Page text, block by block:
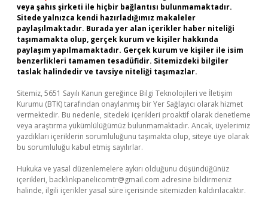
veya şahıs şirketi ile hiçbir bağlantısı bulunmamaktadır.
Sitede yalnızca kendi hazırladığımız makaleler
paylaşılmaktadır. Burada yer alan içerikler haber niteliği
taşımamakta olup, gerçek kurum ve kişiler hakkında
paylaşım yapılmamaktadır. Gerçek kurum ve kişiler ile isim
benzerlikleri tamamen tesadüfidir. Sitemizdeki bilgiler
taslak halindedir ve tavsiye niteliği taşımazlar.
Sitemiz, 5651 Sayılı Kanun gereğince Bilgi Teknolojileri ve İletişim
Kurumu (BTK) tarafından onaylanmış bir Yer Sağlayıcı olarak hizmet
vermektedir. Bu nedenle, sitedeki içerikleri proaktif olarak denetleme
veya araştırma yükümlülüğümüz bulunmamaktadır. Ancak, üyelerimiz
yazdıkları içeriklerin sorumluluğunu taşımakta olup, siteye üye olarak
bu sorumluluğu kabul etmiş sayılırlar.
Hukuka ve yasal düzenlemelere aykırı olduğunu düşündüğünüz
içerikleri, backlinkpanelicomtr@gmail.com adresine bildirmeniz
halinde, ilgili içerikler yasal süre içerisinde sitemizden kaldırılacaktır.